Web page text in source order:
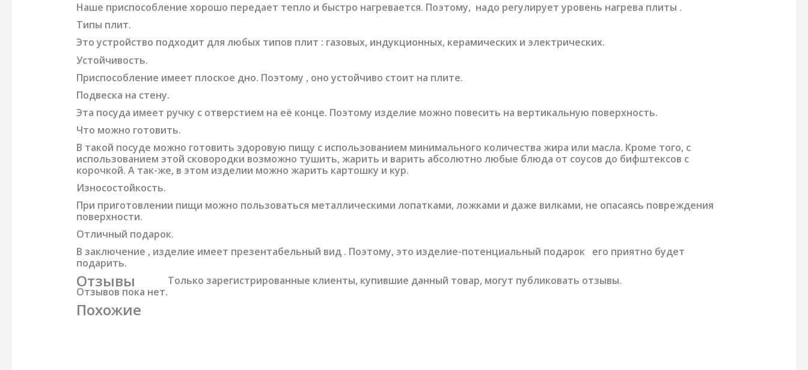
Наше приспособление хорошо передает тепло и быстро нагревается. Поэтому, надо регулирует уровень нагрева плиты .
Типы плит.
Это устройство подходит для любых типов плит : газовых, индукционных, керамических и электрических.
Устойчивость.
Приспособление имеет плоское дно. Поэтому , оно устойчиво стоит на плите.
Подвеска на стену.
Эта посуда имеет ручку с отверстием на её конце. Поэтому изделие можно повесить на вертикальную поверхность.
Что можно готовить.
В такой посуде можно готовить здоровую пищу с использованием минимального количества жира или масла. Кроме того, с
использованием этой сковородки возможно тушить, жарить и варить абсолютно любые блюда от соусов до бифштексов с
корочкой. А так-же, в этом изделии можно жарить картошку и кур.
Износостойкость.
При приготовлении пищи можно пользоваться металлическими лопатками, ложками и даже вилками, не опасаясь повреждения
поверхности.
Отличный подарок.
В заключение , изделие имеет презентабельный вид . Поэтому, это изделие-потенциальный подарок его приятно будет
подарить.
Отзывы
Отзывов пока нет.
Только зарегистрированные клиенты, купившие данный товар, могут публиковать отзывы.
Похожие